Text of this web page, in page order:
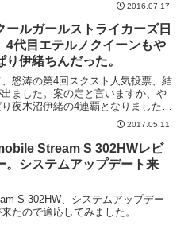
2016.07.17
ールガールストライカーズ日
4代目エテルノクイーンもや
り伊緒ちんだった。
、怒涛の第4回スクスト人気投票、結
ました。案の定と言いますか、や
り夜木沼伊緒の4連覇となりました
台風の目は意外にもアマンド・フォ
2017.05.11
Stream S 302HWレビ
。システムアップデート来
S 302HW、システムアップデー
来たので適応してみました。